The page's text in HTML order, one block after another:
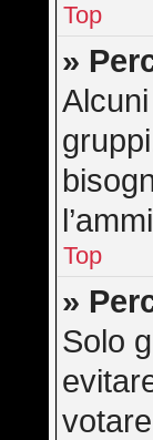
Top
»
Top
»
Solo